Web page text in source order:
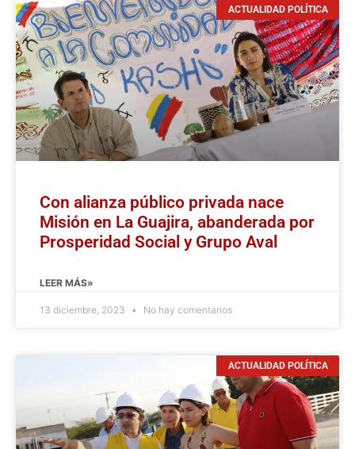
ACTUALIDAD POLÍTICA
Con alianza público privada nace
Misión en La Guajira, abanderada por
Prosperidad Social y Grupo Aval
LEER MÁS»
13 diciembre, 2023 No hay comentarios
ACTUALIDAD POLÍTICA